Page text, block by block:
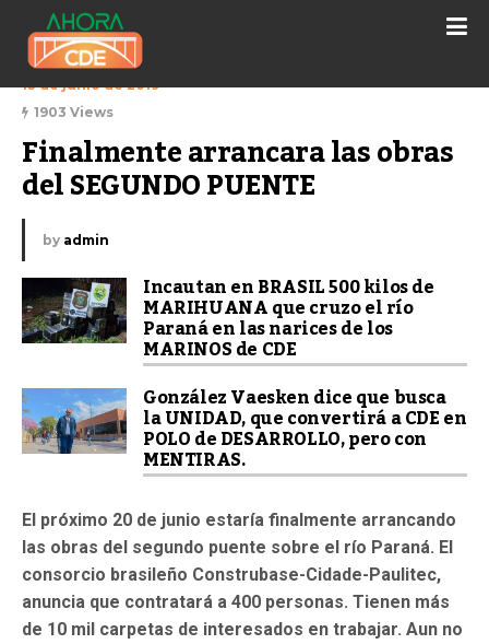
13 de junio de 2019
1903 Views
Finalmente arrancara las obras
del SEGUNDO PUENTE
by admin
Incautan en BRASIL 500 kilos de
MARIHUANA que cruzo el río
Paraná en las narices de los
MARINOS de CDE
González Vaesken dice que busca
la UNIDAD, que convertirá a CDE en
POLO de DESARROLLO, pero con
MENTIRAS.
El próximo 20 de junio estaría finalmente arrancando
las obras del segundo puente sobre el río Paraná. El
consorcio brasileño Construbase-Cidade-Paulitec,
anuncia que contratará a 400 personas. Tienen más
de 10 mil carpetas de interesados en trabajar. Aun no